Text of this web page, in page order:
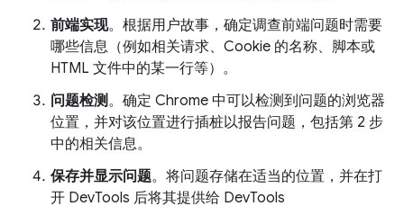
前端实现。根据用户故事，确定调查前端问题时需要
哪些信息（例如相关请求、Cookie 的名称、脚本或
HTML 文件中的某一行等）。
问题检测。确定 Chrome 中可以检测到问题的浏览器
位置，并对该位置进行插桩以报告问题，包括第 2 步
中的相关信息。
保存并显示问题。将问题存储在适当的位置，并在打
开 DevTools 后将其提供给 DevTools